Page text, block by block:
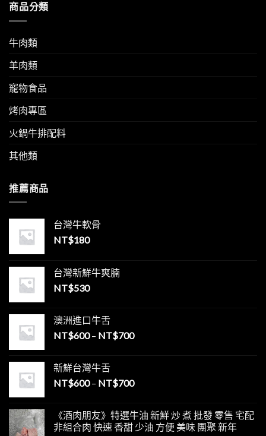
商品分類
牛肉類
羊肉類
寵物食品
烤肉專區
火鍋牛排配料
其他類
推薦商品
台灣牛軟骨
NT$180
台灣新鮮牛爽腩
NT$530
澳洲進口牛舌
NT$600– NT$700
新鮮台灣牛舌
NT$600– NT$700
《酒肉朋友》特選牛油 新鮮 炒 煮 批發 零售 宅配
非組合肉 快速 香甜 少油 方便 美味 團聚 新年